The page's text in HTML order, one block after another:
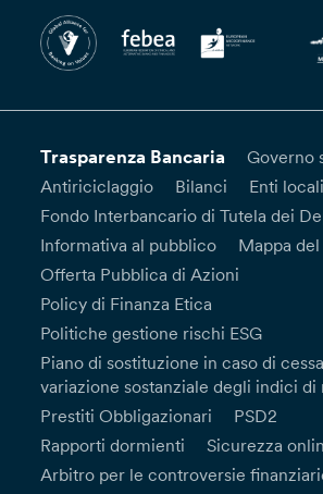
Trasparenza Bancaria
Governo
Antiriciclaggio
Bilanci
Enti
Fondo Interbancario di Tutela dei
Informativa al pubblico
Mappa
Offerta Pubblica di Azioni
Policy di Finanza Etica
Politiche gestione rischi ESG
Piano di sostituzione in caso di
variazione sostanziale degli indici
Prestiti Obbligazionari
PSD2
Rapporti dormienti
Sicurezza
Arbitro per le controversie